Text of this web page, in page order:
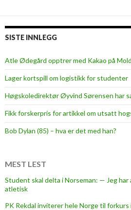
SISTE INNLEGG
Atle Ødegård opptrer med Kakao på
Lager kortspill om logistikk for studenter
Høgskoledirektør Øyvind Sørensen har
Fikk forskerpris for artikkel om utsatt
Bob Dylan (85) – hva er det med han?
MEST LEST
Student skal delta i Norseman: — Jeg
atletisk
PK Rekdal inviterer hele Norge til